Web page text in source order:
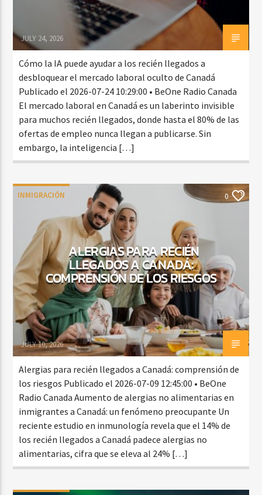
Beone Radio
JULY 24, 2026
Cómo la IA puede ayudar a los recién llegados a
desbloquear el mercado laboral oculto de Canadá
Publicado el 2026-07-24 10:29:00 • BeOne Radio Canada
El mercado laboral en Canadá es un laberinto invisible
para muchos recién llegados, donde hasta el 80% de las
ofertas de empleo nunca llegan a publicarse. Sin
embargo, la inteligencia […]
INMIGRACIÓN 0
ALERGIAS PARA RECIÉN
LLEGADOS A CANADÁ:
COMPRENSIÓN DE LOS RIESGOS
JULY 10, 2026
Alergias para recién llegados a Canadá: comprensión de
los riesgos Publicado el 2026-07-09 12:45:00 • BeOne
Radio Canada Aumento de alergias no alimentarias en
inmigrantes a Canadá: un fenómeno preocupante Un
reciente estudio en inmunología revela que el 14% de
los recién llegados a Canadá padece alergias no
alimentarias, cifra que se eleva al 24% […]